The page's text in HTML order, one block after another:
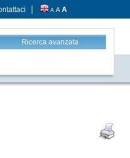
A A A
Ricerca avanzata